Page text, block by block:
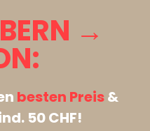
BERN →
besten Preis&
50 CHF!